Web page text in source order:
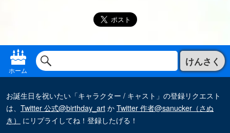
ホーム
けんさく
お誕生日を祝いたい「キャラクター / キャスト」の登録リクエスト
は、 Twitter 公式@birthday_artかTwitter 作者@sanucker（さぬ
き）
にリプライしてね！登録したげる！